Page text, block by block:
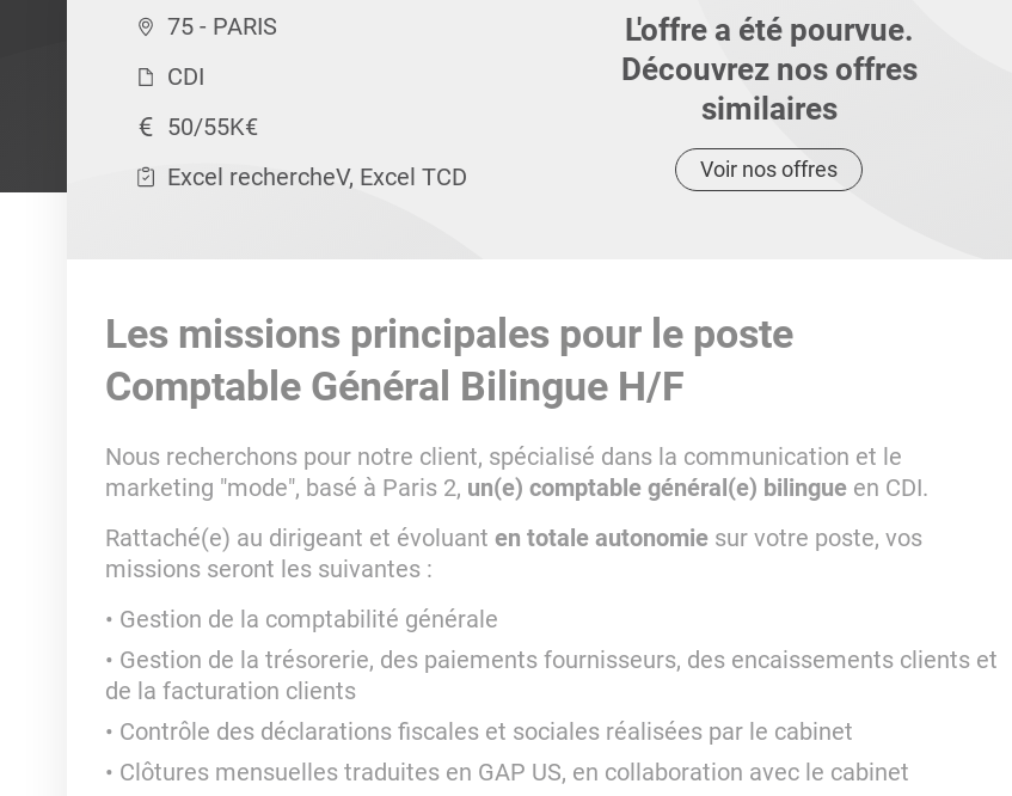
75 - PARIS
CDI
50/55K€
Excel rechercheV, Excel TCD
L'offre a été pourvue.
Découvrez nos offres
similaires
Voir nos offres
Les missions principales pour le poste
Comptable Général Bilingue H/F
Nous recherchons pour notre client, spécialisé dans la communication et le
marketing "mode", basé à Paris 2, un(e) comptable général(e) bilingueen CDI.
Rattaché(e) au dirigeant et évoluant en totale autonomie sur votre poste, vos
missions seront les suivantes :
Gestion de la comptabilité générale
Gestion de la trésorerie, des paiements fournisseurs, des encaissements clients et
de la facturation clients
Contrôle des déclarations fiscales et sociales réalisées par le cabinet
Clôtures mensuelles traduites en GAP US, en collaboration avec le cabinet